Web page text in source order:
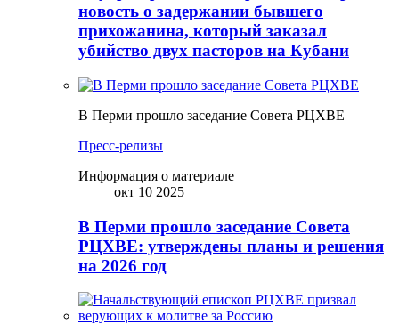
новость о задержании бывшего
прихожанина, который заказал
убийство двух пасторов на Кубани
В Перми прошло заседание Совета РЦХВЕ
Пресс-релизы
Информация о материале
окт 10 2025
В Перми прошло заседание Совета
РЦХВЕ: утверждены планы и решения
на 2026 год